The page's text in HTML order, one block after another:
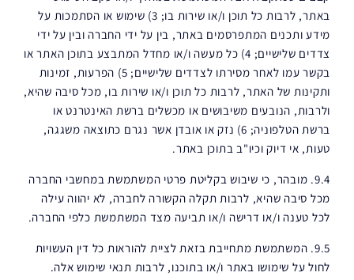
באתר, לרבות כל תוכן ו/או שירות בו; 3) שימוש או הסתמכות על
מידע ותכנים המתפרסמים באתר, בין על ידי החברה ובין על ידי
צדדים שלישיים; 4) כל מעשה ו/או מחדל המתבצע בתוכן האתר או
בקשר עמו לאחר מסירתו לצדדים שלישיים; 5) הפרעות, זמינות
ותקינות של האתר, לרבות כל תוכן ו/או שירות בו, מכל סיבה שהיא,
ולרבות, הנובעים משיבושים או מכשלים ברשת האינטרנט או
ברשת הטלפוניה; 6) נזק או אובדן אשר נגרם כתוצאה משגגה,
טעות, אי דיוק וכיו"ב בתוכן באתר.
9.4. מובהר, כי שיבוש בקליטת פרטי המשתמשת במחשבי החברה
מכל סיבה שהיא, לרבות תקלה הקשורה לחברה, לא יהווה עילה
לכל טענה ו/או דרישה ו/או תביעה מצד המשתמשת כלפי החברה.
9.5. המשתמשת מתחייבת בזאת לציית להוראות כל דין העשויות
לחול על שימושו באתר ו/או בתוכנו, לרבות תנאי שימוש אלה.